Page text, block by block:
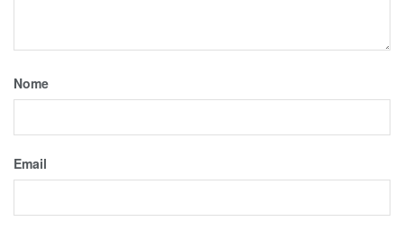
Nome
Email